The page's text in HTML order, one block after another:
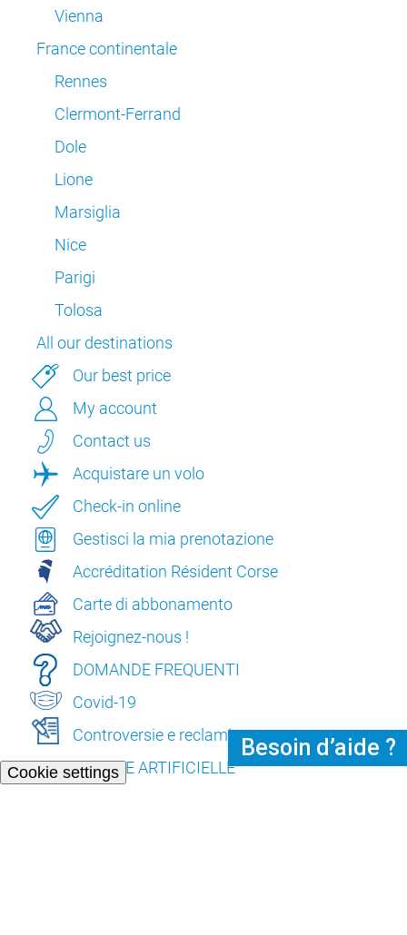
Cookie settings
Vienna
France continentale
Rennes
Clermont-Ferrand
Dole
Lione
Marsiglia
Nice
Parigi
Tolosa
All our destinations
Our best price
My account
Contact us
Acquistare un volo
Check-in online
Gestisci la mia prenotazione
Accréditation Résident Corse
Carte di abbonamento
Rejoignez-nous !
DOMANDE FREQUENTI
Covid-19
Controversie e reclami
L’INTELLIGENCE ARTIFICIELLE
Besoin d’aide ?